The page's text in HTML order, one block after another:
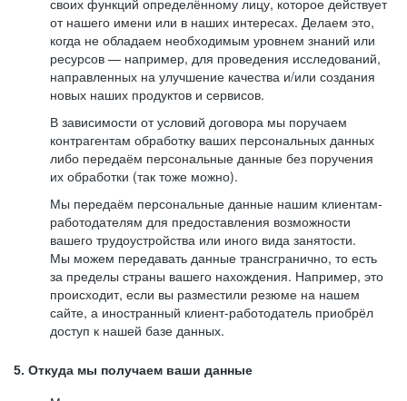
своих функций определённому лицу, которое действует
от нашего имени или в наших интересах. Делаем это,
когда не обладаем необходимым уровнем знаний или
ресурсов — например, для проведения исследований,
направленных на улучшение качества и/или создания
новых наших продуктов и сервисов.
В зависимости от условий договора мы поручаем
контрагентам обработку ваших персональных данных
либо передаём персональные данные без поручения
их обработки (так тоже можно).
Мы передаём персональные данные нашим клиентам-
работодателям для предоставления возможности
вашего трудоустройства или иного вида занятости.
Мы можем передавать данные трансгранично, то есть
за пределы страны вашего нахождения. Например, это
происходит, если вы разместили резюме на нашем
сайте, а иностранный клиент-работодатель приобрёл
доступ к нашей базе данных.
5. Откуда мы получаем ваши данные